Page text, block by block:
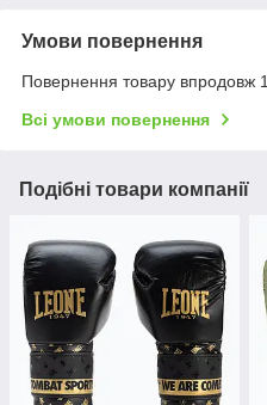
Умови повернення
Повернення товару впродовж
Всі умови повернення
Подібні товари компанії